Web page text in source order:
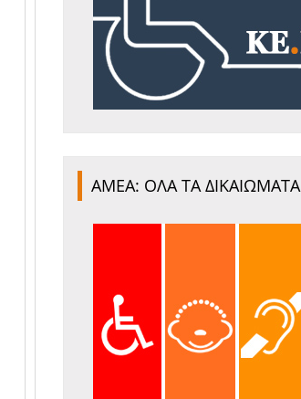
ΑΜΕΑ: ΟΛΑ ΤΑ ΔΙΚΑΙΩΜΑΤΑ